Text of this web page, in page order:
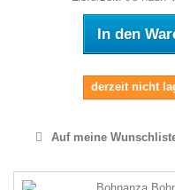
In den
derzeit nicht
Auf meine